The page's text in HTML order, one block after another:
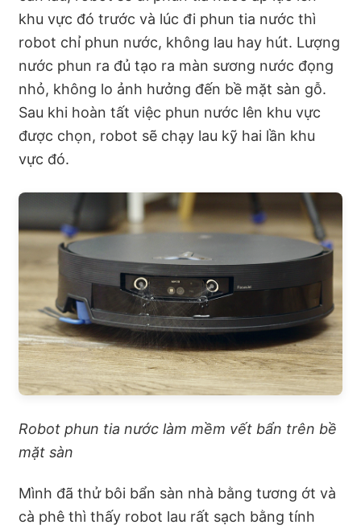
khu vực đó trước và lúc đi phun tia nước thì
robot chỉ phun nước, không lau hay hút. Lượng
nước phun ra đủ tạo ra màn sương nước đọng
nhỏ, không lo ảnh hưởng đến bề mặt sàn gỗ.
Sau khi hoàn tất việc phun nước lên khu vực
được chọn, robot sẽ chạy lau kỹ hai lần khu
vực đó.
Robot phun tia nước làm mềm vết bẩn trên bề
mặt sàn
Mình đã thử bôi bẩn sàn nhà bằng tương ớt và
cà phê thì thấy robot lau rất sạch bằng tính